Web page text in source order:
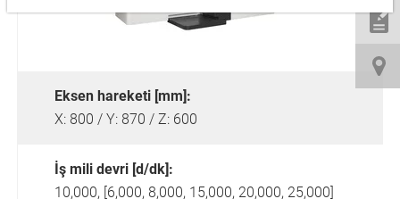
Eksen hareketi [mm]:
X: 800 / Y: 870 / Z: 600
İş mili devri [d/dk]:
10,000, [6,000, 8,000, 15,000, 20,000, 25,000]